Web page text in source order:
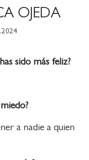
OJEDA
sido más feliz?
a nadie a quien